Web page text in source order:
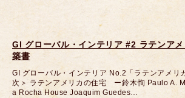
GI グローバル・インテリア #2 ラテンア
築書
GI グローバル・インテリア No.2「ラテンアメリ
次＞ ラテンアメリカの住宅 ー鈴木恂 Paulo A.
a Rocha House Joaquim Guedes…